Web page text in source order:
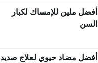
أفضل ملين للإمساك لكبار
السن
أفضل مضاد حيوي لعلاج صديد